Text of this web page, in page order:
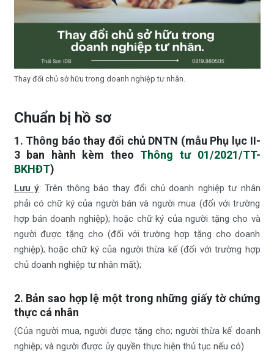
Thay đổi chủ sở hữu trong doanh nghiệp tư nhân.
Chuẩn bị hồ sơ
1. Thông báo thay đổi chủ DNTN (mẫu Phụ lục II-
3 ban hành kèm theo Thông tư 01/2021/TT-
BKHĐT)
Lưu ý: Trên thông báo thay đổi chủ doanh nghiệp tư nhân
phải có chữ ký của người bán và người mua (đối với trường
hợp bán doanh nghiệp); hoặc chữ ký của người tặng cho và
người được tặng cho (đối với trường hợp tặng cho doanh
nghiệp); hoặc chữ ký của người thừa kế (đối với trường hợp
chủ doanh nghiệp tư nhân mất);
2. Bản sao hợp lệ một trong những giấy tờ chứng
thực cá nhân
(Của người mua, người được tặng cho; người thừa kế doanh
nghiệp; và người được ủy quyền thực hiện thủ tục nếu có)